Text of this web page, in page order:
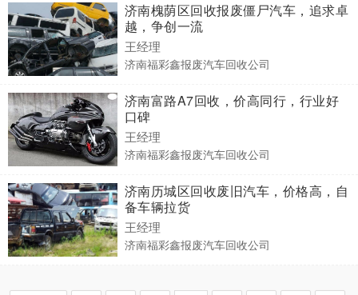
济南槐荫区回收报废僵尸汽车，追求卓
越，争创一流
王经理
济南福彩鑫报废汽车回收公司
济南富路A7回收，价高同行，行业好
口碑
王经理
济南福彩鑫报废汽车回收公司
济南历城区回收废旧汽车，价格高，自
备车辆拉货
王经理
济南福彩鑫报废汽车回收公司